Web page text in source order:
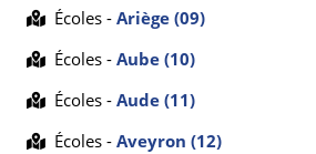
Écoles - Ariège (09)
Écoles - Aube (10)
Écoles - Aude (11)
Écoles - Aveyron (12)